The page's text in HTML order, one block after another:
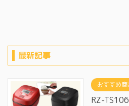
最新記事
おすすめ
RZ-